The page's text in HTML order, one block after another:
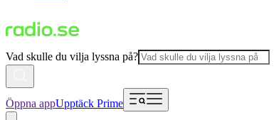
Vad skulle du vilja lyssna på?
Öppna appUpptäck Prime